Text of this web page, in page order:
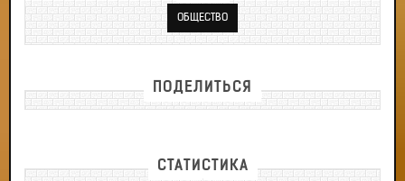
ОБЩЕСТВО
ПОДЕЛИТЬСЯ
СТАТИСТИКА